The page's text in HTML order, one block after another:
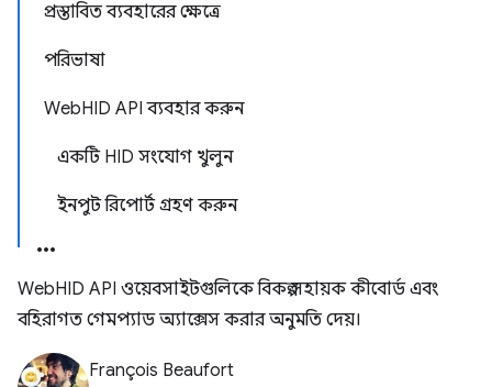
প্রস্তাবিত ব্যবহারের ক্ষেত্রে
পরিভাষা
WebHID API ব্যবহার করুন
একটি HID সংযোগ খুলুন
ইনপুট রিপোর্ট গ্রহণ করুন
WebHID API ওয়েবসাইটগুলিকে বিকল্প সহায়ক কীবোর্ড এবং
বহিরাগত গেমপ্যাড অ্যাক্সেস করার অনুমতি দেয়।
François Beaufort